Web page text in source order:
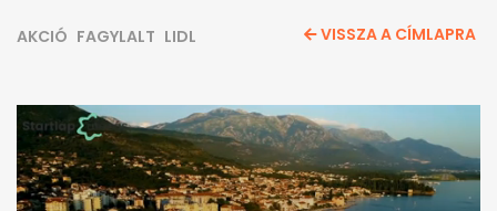
AKCIÓ FAGYLALT LIDL VISSZA A CÍMLAPRA